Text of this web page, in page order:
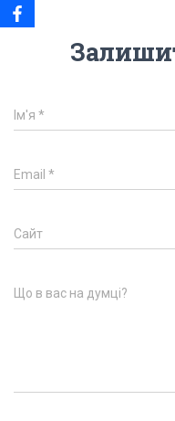
Ім'я *
Email *
Сайт
Що в вас на думці?